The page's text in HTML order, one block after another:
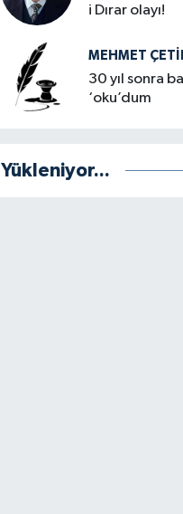
i Dırar olayı!
MEHMET
30 yıl sonra
‘oku’dum
Yükleniyor...